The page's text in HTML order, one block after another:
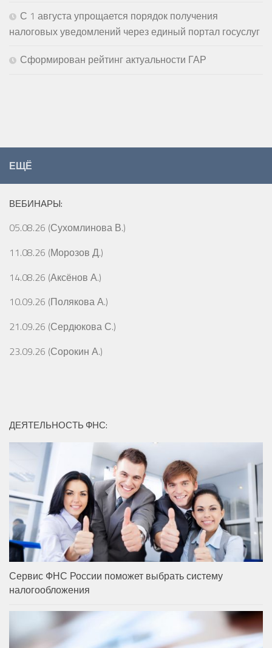
С 1 августа упрощается порядок получения
налоговых уведомлений через единый портал госуслуг
Сформирован рейтинг актуальности ГАР
ЕЩЁ
ВЕБИНАРЫ:
05.08.26 (Сухомлинова В.)
11.08.26 (Морозов Д.)
14.08.26 (Аксёнов А.)
10.09.26 (Полякова А.)
21.09.26 (Сердюкова С.)
23.09.26 (Сорокин А.)
ДЕЯТЕЛЬНОСТЬ ФНС:
Сервис ФНС России поможет выбрать систему
налогообложения